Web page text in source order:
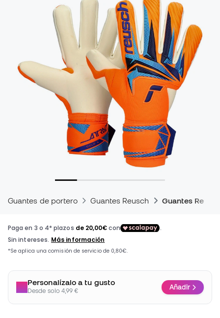
Guantes de portero Guantes Reusch Guantes
Personalízalo a tu gusto
Desde solo 4,99 € Añadir